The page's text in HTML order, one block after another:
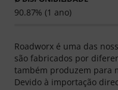
90.87% (1 ano)
Roadworx é uma das
são fabricados por
também produzem para
Devido à importação